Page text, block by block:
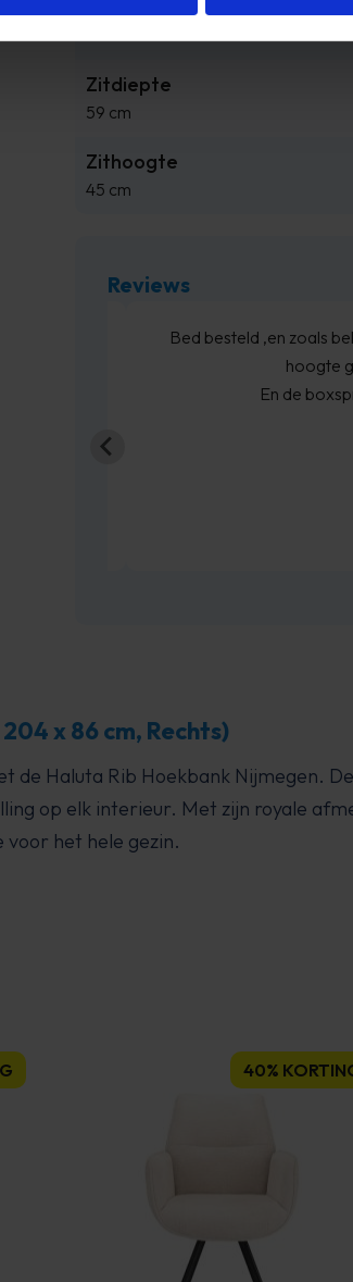
Zitdiepte
59 cm
Zithoogte
45 cm
Reviews
Bed besteld ,en zoals
hoogte
En de
x 86 cm, Rechts)
de Haluta Rib Hoekbank Nijmegen.
op elk interieur. Met zijn royale
het hele gezin.
40%